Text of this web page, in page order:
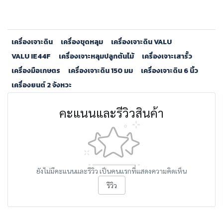
เครื่องเจาะดิน เครื่องขุดหลุม
เครื่องเจาะดิน VALU
VALU IE44F
เครื่องเจาะหลุมปลูกต้นไม้
เครื่องเจาะเสารั้ว
เครื่องมือเกษตร
เครื่องเจาะดิน 150 มม
เครื่องเจาะดิน 6 นิ้ว
เครื่องยนต์ 2 จังหวะ
คะแนนและรีวิวสินค้า
ยังไม่มีคะแนนและรีวิว เป็นคนแรกที่แสดงความคิดเห็น
รีวิว